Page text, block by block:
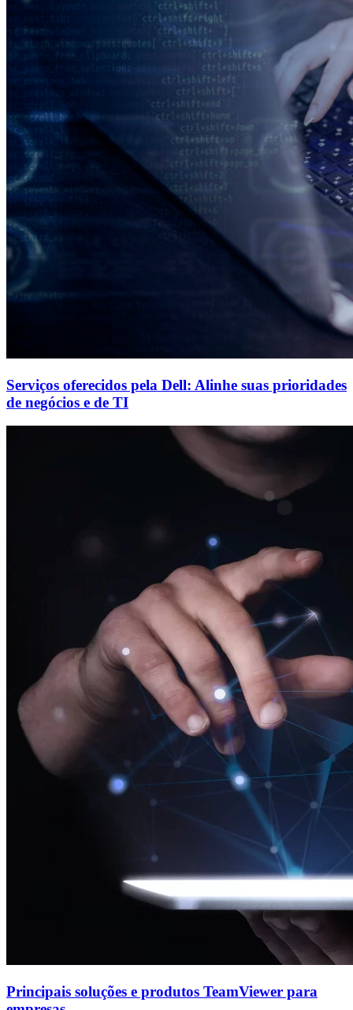
Serviços oferecidos pela Dell: Alinhe suas prioridades
de negócios e de TI
Principais soluções e produtos TeamViewer para